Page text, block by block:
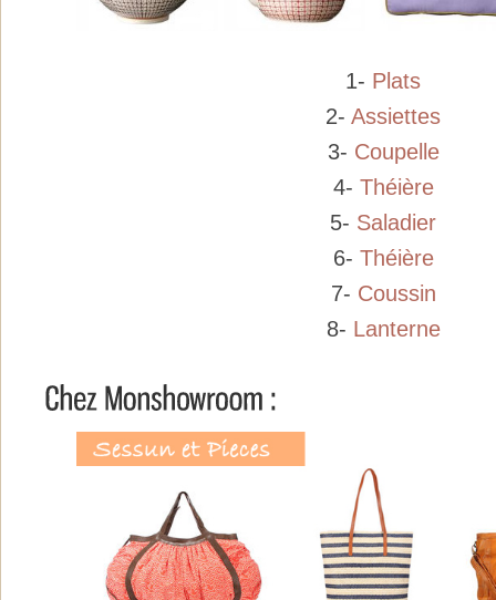
1- Plats
2- Assiettes
3- Coupelle
4- Théière
5- Saladier
6- Théière
7- Coussin
8- Lanterne